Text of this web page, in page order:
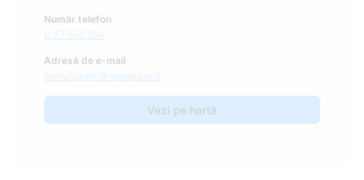
Număr telefon
0 37 556 254
Adresă de e-mail
seniunija@vilkijosap.krs.lt
Vezi pe hartă